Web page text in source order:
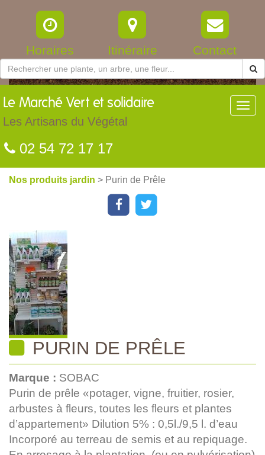
Horaires Itinéraire Contact
Le Marché Vert et solidaire
Les Artisans du Végétal
02 54 72 17 17
Nos produits jardin > Purin de Prêle
PURIN DE PRÊLE
Marque : SOBAC
Purin de prêle «potager, vigne, fruitier, rosier,
arbustes à fleurs, toutes les fleurs et plantes
d’appartement» Dilution 5% : 0,5l./9,5 l. d’eau
Incorporé au terreau de semis et au repiquage.